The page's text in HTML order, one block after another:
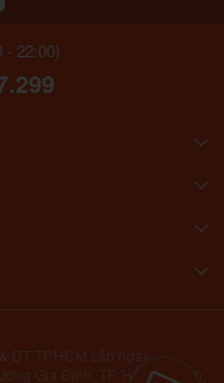
- 22:00)
Gia Định, TP. Hồ Chí Minh,